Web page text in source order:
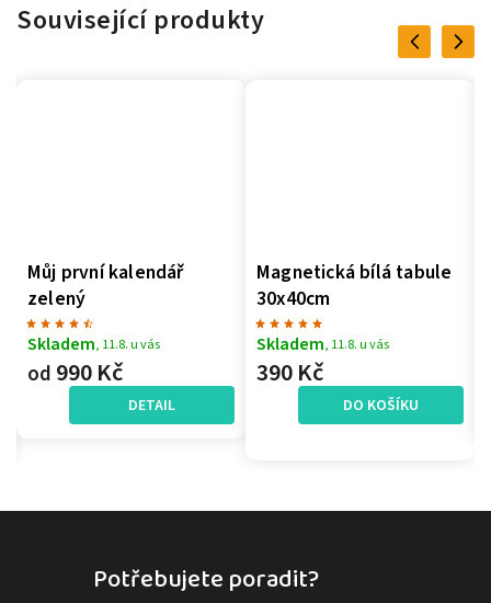
Související produkty
Previous
Můj první kalendář
zelený
Skladem, 11.8. u vás
od 990 Kč
DETAIL
Magnetická bílá tabule
30x40cm
Skladem, 11.8. u vás
390 Kč
DO KOŠÍKU
Next
Potřebujete poradit?